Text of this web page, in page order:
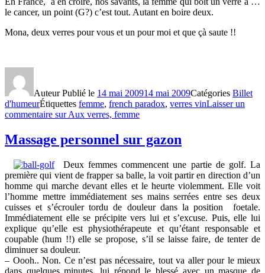
le cancer, un point (G?) c’est tout. Autant en boire deux.
Mona, deux verres pour vous et un pour moi et que çà saute !!
AuteurPublié le 14 mai 200914 mai 2009Catégories Billet
d'humeurÉtiquettes femme, french paradox, verres vinLaisser un
commentaire sur Aux verres, femme
Massage personnel sur gazon
Deux femmes commencent une partie de golf. La
première qui vient de frapper sa balle, la voit partir en direction d’un
homme qui marche devant elles et le heurte violemment. Elle voit
l’homme mettre immédiatement ses mains serrées entre ses deux
cuisses et s’écrouler tordu de douleur dans la position foetale.
Immédiatement elle se précipite vers lui et s’excuse. Puis, elle lui
explique qu’elle est physiothérapeute et qu’étant responsable et
coupable (hum !!) elle se propose, s’il se laisse faire, de tenter de
diminuer sa douleur.
– Oooh.. Non. Ce n’est pas nécessaire, tout va aller pour le mieux
dans quelques minutes, lui répond le blessé avec un masque de